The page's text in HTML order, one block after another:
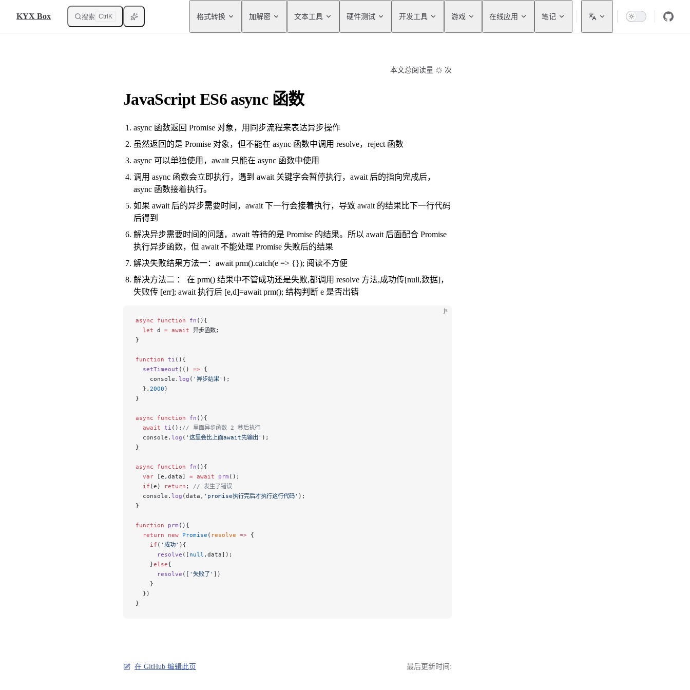
Skip to content
KYX Box 搜索 Ctrl K
Main Navigation
格式转换 加解密 文本工具 硬件测试 开发工具 游戏 在线应用 笔记
本文总阅读量 次
JavaScript ES6 async 函数
async 函数返回 Promise 对象，用同步流程来表达异步操作
虽然返回的是 Promise 对象，但不能在 async 函数中调用 resolve，reject 函数
async 可以单独使用，await 只能在 async 函数中使用
调用 async 函数会立即执行，遇到 await 关键字会暂停执行，await 后的指向完成后，
async 函数接着执行。
如果 await 后的异步需要时间，await 下一行会接着执行，导致 await 的结果比下一行代码
后得到
解决异步需要时间的问题，await 等待的是 Promise 的结果。所以 await 后面配合 Promise
执行异步函数，但 await 不能处理 Promise 失败后的结果
解决失败结果方法一：await prm().catch(e => {}); 阅读不方便
解决方法二 ： 在 prm() 结果中不管成功还是失败,都调用 resolve 方法,成功传[null,数据]，
失败传 [err]; await 执行后 [e,d]=await prm(); 结构判断 e 是否出错
js
async function fn (){
  let
d = await 异步函数;
}
function ti (){
  setTimeout
(() => {
    console.
log ( '异步结果' );
  },
2000 )
}
async function fn (){
  await
ti (); // 里面异步函数 2 秒后执行
  console.
log ( '这里会比上面await先输出' );
}
async function fn (){
  var
[e,data] = await prm ();
  if
(e) return ; // 发生了错误
  console.
log (data, 'promise执行完后才执行这行代码' );
}
function prm (){
  return
new Promise ( resolve => {
    if
( '成功' ){
      resolve
([ null ,data]);
    }
else{
      resolve
([ '失败了' ])
    }
  })
}
在 GitHub 编辑此页 最后更新时间: